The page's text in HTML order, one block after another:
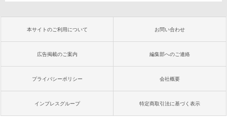
本サイトのご利用について お問い合わせ
広告掲載のご案内 編集部へのご連絡
プライバシーポリシー 会社概要
インプレスグループ 特定商取引法に基づく表示